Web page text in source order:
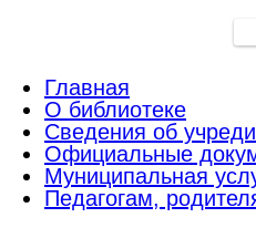
Главная
О библиотеке
Сведения об
Официальные
Муниципальная
Педагогам,